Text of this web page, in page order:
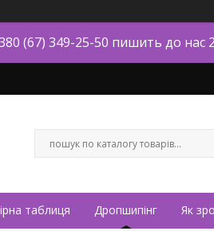
(67) 349-25-50 пишить до нас
таблиця Дропшипінг Як